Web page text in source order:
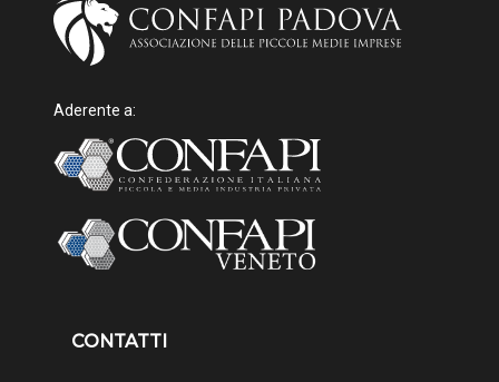
Aderente a:
CONTATTI